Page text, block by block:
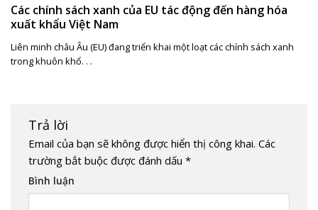
Các chính sách xanh của EU tác động đến hàng hóa
xuất khẩu Việt Nam
Liên minh châu Âu (EU) đang triển khai một loạt các chính sách xanh
trong khuôn khổ. . .
Trả lời
Email của bạn sẽ không được hiển thị công khai. Các
trường bắt buộc được đánh dấu *
Bình luận